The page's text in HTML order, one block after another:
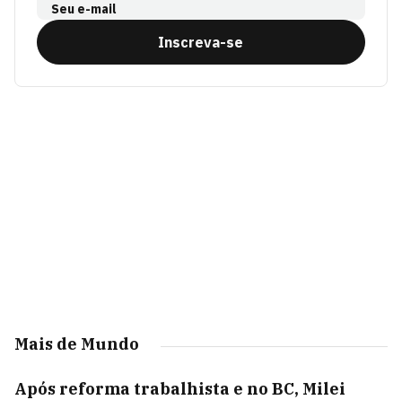
Seu e-mail
Inscreva-se
Mais de Mundo
Após reforma trabalhista e no BC, Milei